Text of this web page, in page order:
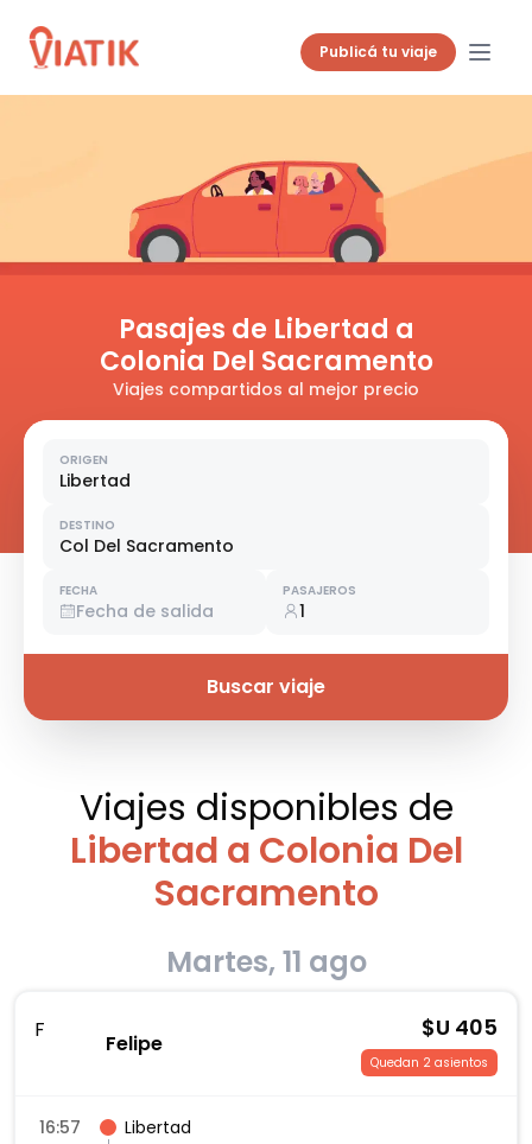
Publicá tu viaje
Pasajes de Libertad a
Colonia Del Sacramento
Viajes compartidos al mejor precio
ORIGEN
Libertad
DESTINO
Col Del Sacramento
FECHA
Fecha de salida
PASAJEROS
1
Buscar viaje
Viajes disponibles de
Libertad a Colonia Del
Sacramento
Martes, 11 ago
F
Felipe
$U 405
Quedan 2 asientos
16:57
Libertad